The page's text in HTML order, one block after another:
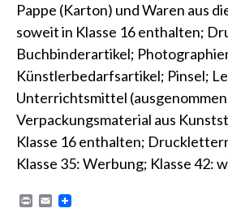
Pappe (Karton) und Waren aus
soweit in Klasse 16 enthalten;
Buchbinderartikel;
Künstlerbedarfsartikel; Pinsel;
Unterrichtsmittel
Verpackungsmaterial aus
Klasse 16 enthalten;
Klasse 35: Werbung; Klasse 42:
E